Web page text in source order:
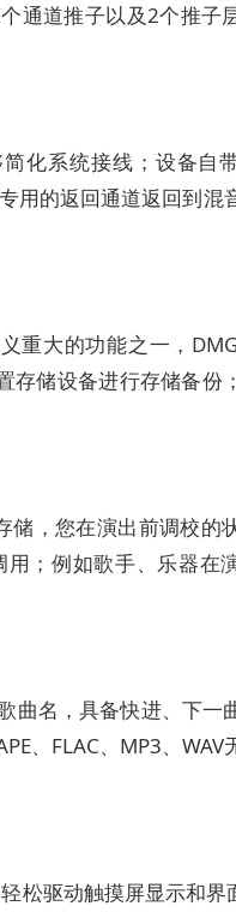
通道推子以及2个推子
化系统接线；设备自
用的返回通道返回到混
重大的功能之一，
存储设备进行存储备份
储，您在演出前调校的
；例如歌手、乐器在
曲名，具备快进、下一
、FLAC、MP3、WAV
松驱动触摸屏显示和界